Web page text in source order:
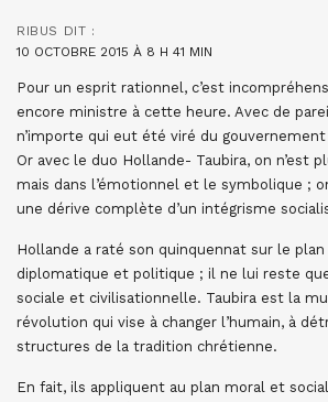
RIBUS DIT :
10 OCTOBRE 2015 À 8 H 41 MIN
Pour un esprit rationnel, c’est
encore ministre à cette heure. Avec de
n’importe qui eut été viré du
Or avec le duo Hollande- Taubira, on n’est
mais dans l’émotionnel et le symbolique ;
une dérive complète d’un intégrisme
Hollande a raté son quinquennat sur le
diplomatique et politique ; il ne lui reste
sociale et civilisationnelle. Taubira est la
révolution qui vise à changer l’humain, à
structures de la tradition chrétienne.
En fait, ils appliquent au plan moral et